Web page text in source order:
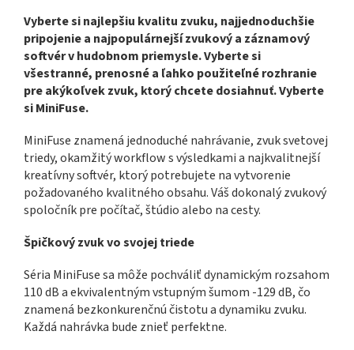
Vyberte si najlepšiu kvalitu zvuku, najjednoduchšie
pripojenie a najpopulárnejší zvukový a záznamový
softvér v hudobnom priemysle. Vyberte si
všestranné, prenosné a ľahko použiteľné rozhranie
pre akýkoľvek zvuk, ktorý chcete dosiahnuť. Vyberte
si MiniFuse.
MiniFuse znamená jednoduché nahrávanie, zvuk svetovej
triedy, okamžitý workflow s výsledkami a najkvalitnejší
kreatívny softvér, ktorý potrebujete na vytvorenie
požadovaného kvalitného obsahu. Váš dokonalý zvukový
spoločník pre počítač, štúdio alebo na cesty.
Špičkový zvuk vo svojej triede
Séria MiniFuse sa môže pochváliť dynamickým rozsahom
110 dB a ekvivalentným vstupným šumom -129 dB, čo
znamená bezkonkurenčnú čistotu a dynamiku zvuku.
Každá nahrávka bude znieť perfektne.